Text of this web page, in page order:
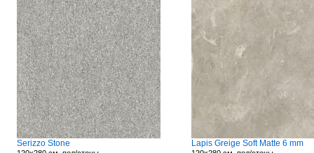
Serizzo Stone Lapis Greige Soft Matte 6 mm